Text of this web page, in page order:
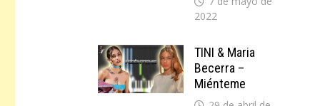
2022
TINI & Maria
Becerra –
Miénteme